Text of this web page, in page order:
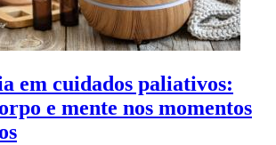
em cuidados paliativos:
e mente nos momentos